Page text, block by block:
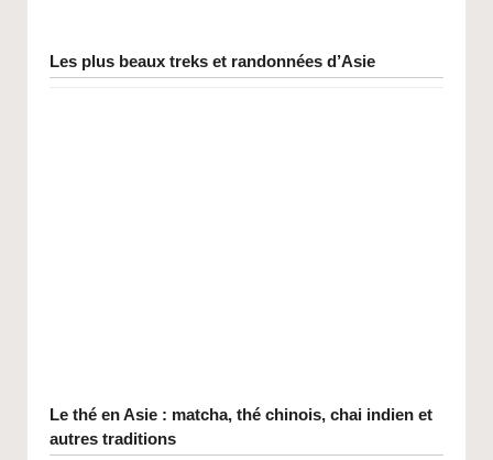
Les plus beaux treks et randonnées d’Asie
Le thé en Asie : matcha, thé chinois, chai indien et
autres traditions